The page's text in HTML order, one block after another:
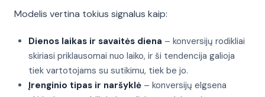
Modelis vertina tokius signalus kaip:
Dienos laikas ir savaitės diena – konversijų rodikliai
skiriasi priklausomai nuo laiko, ir ši tendencija galioja
tiek vartotojams su sutikimu, tiek be jo.
Įrenginio tipas ir naršyklė – konversijų elgsena